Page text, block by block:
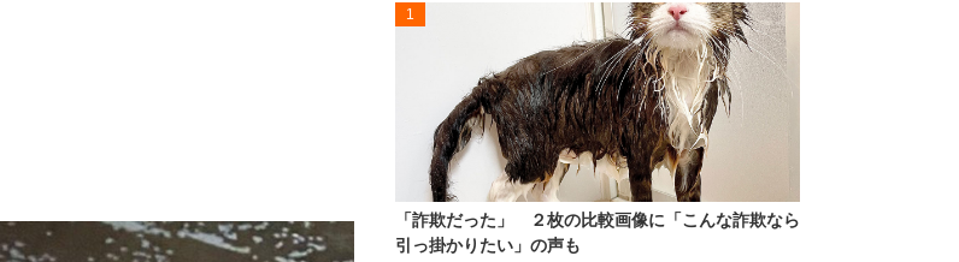
1
「詐欺だった」 ２枚の比較画像に「こんな詐欺なら
引っ掛かりたい」の声も